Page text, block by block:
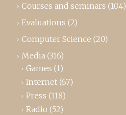
Courses and seminars (104)
Evaluations (2)
Computer Science (20)
Media (316)
Games (1)
Internet (67)
Press (118)
Radio (52)